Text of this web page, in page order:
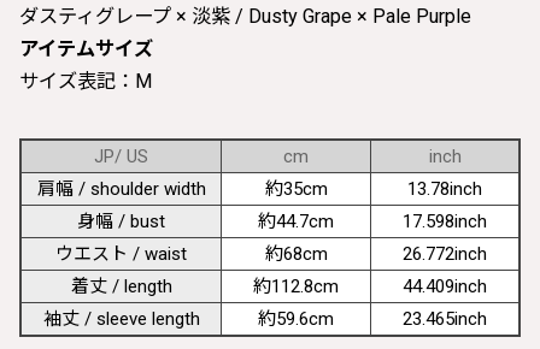
ダスティグレープ × 淡紫 / Dusty Grape × Pale Purple
アイテムサイズ
サイズ表記：M
JP/ US cm
inch
肩幅 / shoulder width
約35cm
13.78inch
身幅 / bust
約44.7cm
17.598inch
ウエスト / waist
約68cm
26.772inch
着丈 / length
約112.8cm
44.409inch
袖丈 / sleeve length
約59.6cm 23.465inch